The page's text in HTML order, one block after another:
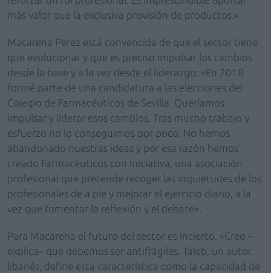
más valor que la exclusiva provisión de productos.»
Macarena Pérez está convencida de que el sector tiene
que evolucionar y que es preciso impulsar los cambios
desde la base y a la vez desde el liderazgo: «En 2018
formé parte de una candidatura a las elecciones del
Colegio de Farmacéuticos de Sevilla. Queríamos
impulsar y liderar esos cambios. Tras mucho trabajo y
esfuerzo no lo conseguimos por poco. No hemos
abandonado nuestras ideas y por esa razón hemos
creado Farmacéuticos con Iniciativa, una asociación
profesional que pretende recoger las inquietudes de los
profesionales de a pie y mejorar el ejercicio diario, a la
vez que fomentar la reflexión y el debate».
Para Macarena el futuro del sector es incierto. «Creo –
explica– que debemos ser antifrágiles. Taleb, un autor
libanés, define esta característica como la capacidad de